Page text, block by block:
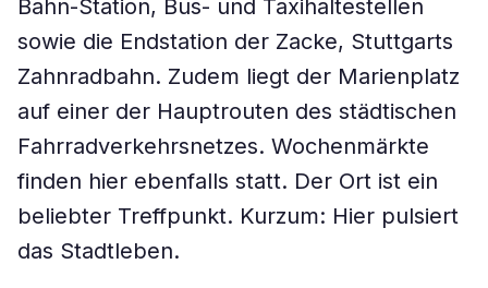
Bahn-Station, Bus- und Taxihaltestellen
sowie die Endstation der Zacke, Stuttgarts
Zahnradbahn. Zudem liegt der Marienplatz
auf einer der Hauptrouten des städtischen
Fahrradverkehrsnetzes. Wochenmärkte
finden hier ebenfalls statt. Der Ort ist ein
beliebter Treffpunkt. Kurzum: Hier pulsiert
das Stadtleben.